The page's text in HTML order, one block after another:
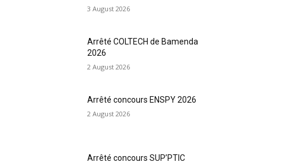
3 August 2026
Arrêté COLTECH de Bamenda
2026
2 August 2026
Arrêté concours ENSPY 2026
2 August 2026
Arrêté concours SUP’PTIC